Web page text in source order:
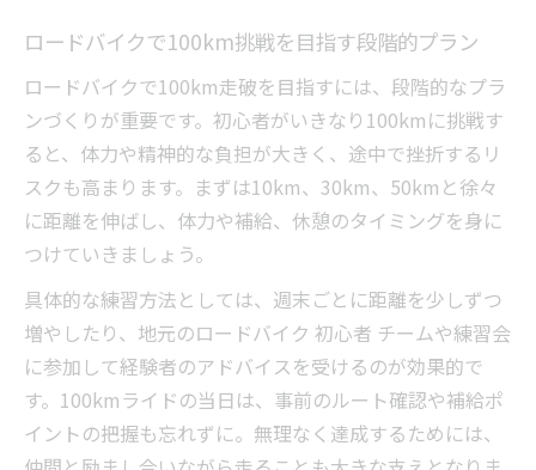
ロードバイクで100km挑戦を目指す段階的プラン
ロードバイクで100km走破を目指すには、段階的なプラ
ンづくりが重要です。初心者がいきなり100kmに挑戦す
ると、体力や精神的な負担が大きく、途中で挫折するリ
スクも高まります。まずは10km、30km、50kmと徐々
に距離を伸ばし、体力や補給、休憩のタイミングを身に
つけていきましょう。
具体的な練習方法としては、週末ごとに距離を少しずつ
増やしたり、地元のロードバイク 初心者 チームや練習会
に参加して経験者のアドバイスを受けるのが効果的で
す。100kmライドの当日は、事前のルート確認や補給ポ
イントの把握も忘れずに。無理なく達成するためには、